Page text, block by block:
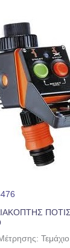
Τεμάχιο